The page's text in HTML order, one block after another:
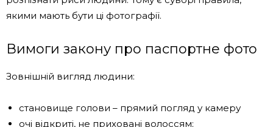
якими мають бути ці фотографії.
Вимоги закону про паспортне фото
Зовнішній вигляд людини:
становище голови – прямий погляд у камеру
очі відкриті, не приховані волоссям;